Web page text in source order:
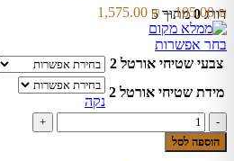
המוצר
77דורג0מתוך 5105.00₪
–
1,575.00 ₪
עד
בחר אפשרות
זה
מספר
צבעי שטיחי אורטל 2
מידת שטיחי אורטל 2
נקה
כמות
של
שטיח
הוספה לסל